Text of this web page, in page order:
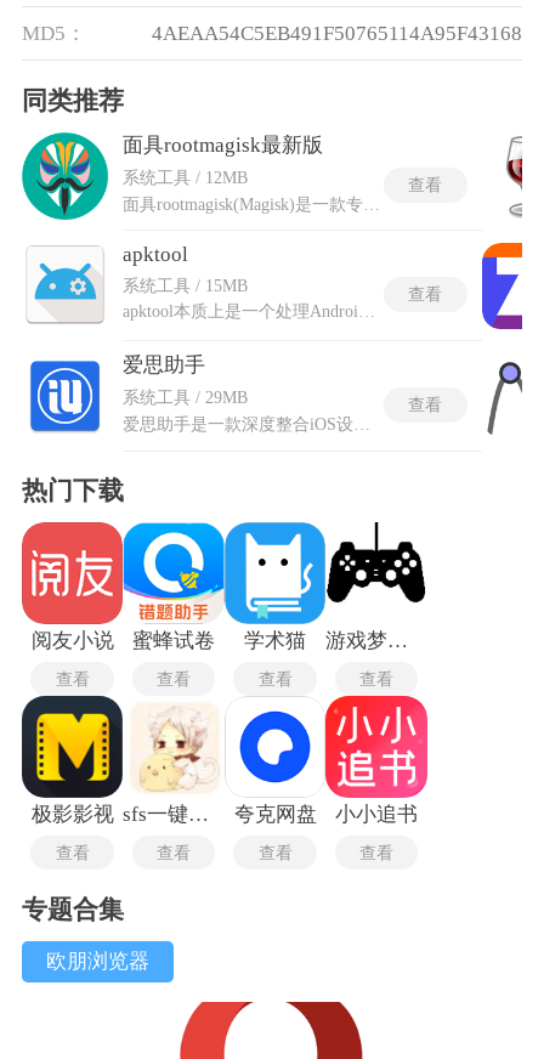
MD5： 4AEAA54C5EB491F50765114A95F43168
同类推荐
面具rootmagisk最新版
系统工具 / 12MB
查看
apktool
系统工具 / 15MB
apktool本质上是一个处理Android应用包的工具，能将apk文件反编译成可编辑的资源文件，比如XML和代码，这样用户就能修改应用内容，然后重新打包成新apk，还附带签名和优化功能，确保文件完整可用。能管理framework-res.apk这类系统文件，以及把apk或dex转换成jar格式，方便深度分析。开发者常用它来调整应用界面或添加新特性，工具跨平台运行在Windows、Linux和Mac上，由Java编写，典型使用过程是先反编译原始apk。
查看
爱思助手
系统工具 / 29MB
查看
热门下载
阅友小说
查看
蜜蜂试卷
查看
学术猫
查看
游戏梦工厂mugen最新版
查看
极影影视
查看
sfs一键汉化
查看
夸克网盘
查看
小小追书
查看
专题合集
欧朋浏览器